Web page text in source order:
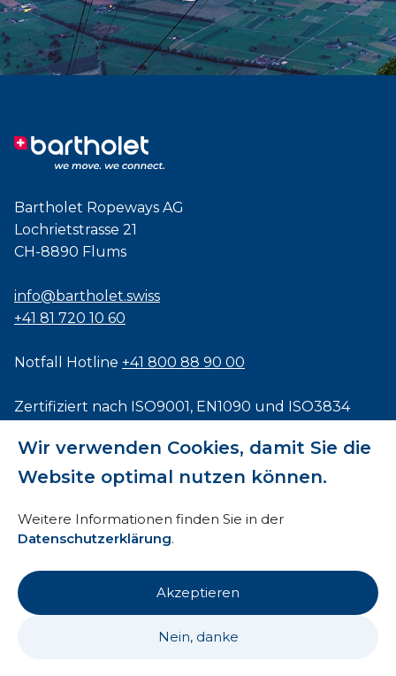
Wir verwenden Cookies, damit Sie die
Website optimal nutzen können.
Weitere Informationen finden Sie in der
Datenschutzerklärung.
Akzeptieren
Nein, danke
Bartholet Ropeways AG
Lochrietstrasse 21
CH-8890 Flums
info@bartholet.swiss
+41 81 720 10 60
Notfall Hotline +41 800 88 90 00
Zertifiziert nach ISO9001, EN1090 und ISO3834
Impressum
HTI